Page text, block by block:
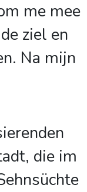
me mee
ziel en
Na mijn
die im